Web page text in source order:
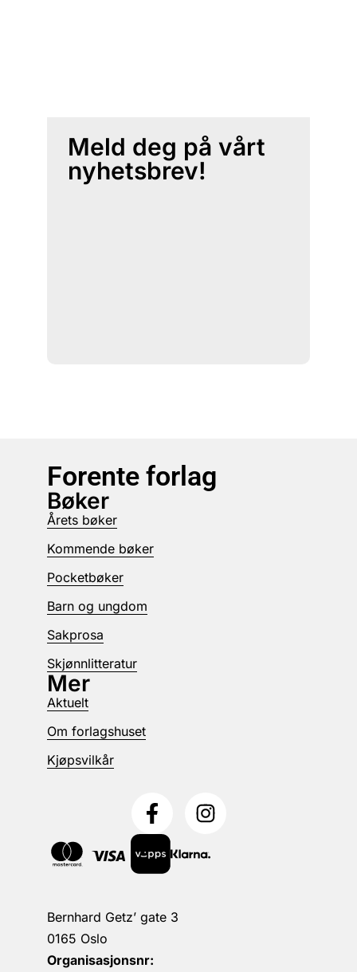
Meld deg på vårt
nyhetsbrev!
Forente forlag
Bernhard Getz’ gate 3
0165 Oslo
Organisasjonsnr:
Bøker
Årets bøker
Kommende bøker
Pocketbøker
Barn og ungdom
Sakprosa
Skjønnlitteratur
Mer
Aktuelt
Om forlagshuset
Kjøpsvilkår